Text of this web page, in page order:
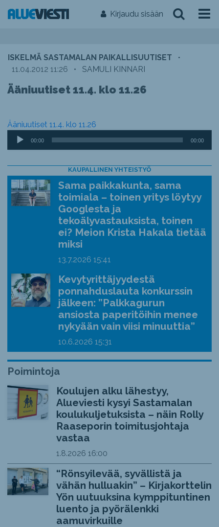
Kirjaudu sisään
ISKELMÄ SASTAMALAN PAIKALLISUUTISET
•
11.04.2012 11:26
• SAMULI KINNARI
Ääniuutiset 11.4. klo 11.26
Ääniuutiset 11.4. klo 11.26
Äänitoistin
00:00 00:00
KAUPALLINEN YHTEISTYÖ
Sama paikkakunta, sama
toimiala – toinen yritys löytyy
Googlesta ja
tekoälyvastauksista, toinen
ei? Meion Krista Hakala tietää
miksi
13.7.2026 15:41
Kevytyrittäjyydestä
ponnahduslauta konkurssin
jälkeen: ”Palkkagurun
ansiosta paperitöihin menee
nykyään vain viisi minuuttia”
10.6.2026 15:31
Poimintoja
Koulujen alku lähestyy,
Alueviesti kysyi Sastamalan
koulukuljetuksista – näin Rolly
Raaseporin toimitusjohtaja
vastaa
1.8.2026 16:00
“Rönsyilevää, syvällistä ja
vähän hulluakin” – Kirjakorttelin
Yön uutuuksina kymppituntinen
luento ja pyörälenkki
aamuvirkuille